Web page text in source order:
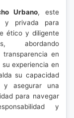
Urbano, este
y privada para
ético y diligente
abordando
transparencia en
experiencia en
su capacidad
y asegurar una
para navegar
y